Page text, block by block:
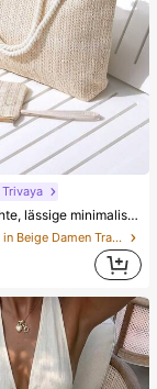
Trivaya
Trivaya Leichte, lässige minimalistische Strohtasche mit Münzbeutel für Teenager-Mädchen, Frauen und Studentinnen, perfekt für College, Outdoor, Reisen, Ausflüge, Urlaub, modische Urlaubstasche für den Sommer, Sommer-Stroh-Strandtasche für Frauen, Urlaubsessentials, perfekt passend zu Strandaccessoires für Frauen, heißeste Strandtaschen für Frauen, modische Sommer-Urlaubstasche, Strandessentials Frauen Taschen für Urlaub & Feiertage, neueste Urlaubstasche, Urlaubsessentials, Urlaub, Boho Chic
in Beige Damen Tragetaschen